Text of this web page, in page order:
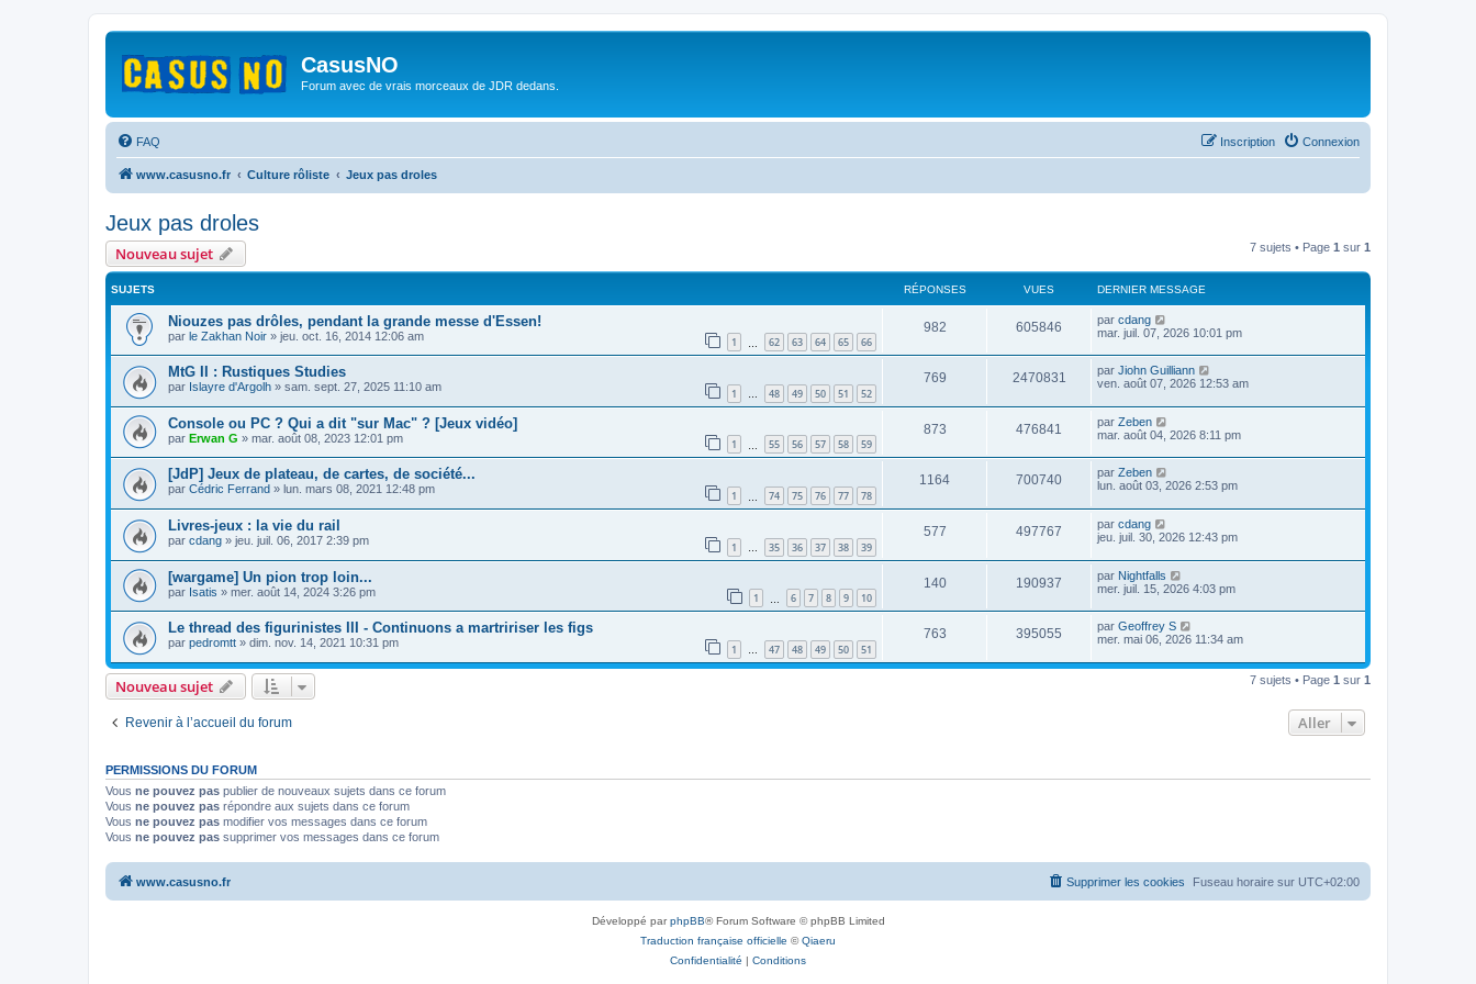
CasusNO
Forum avec de vrais morceaux de JDR dedans.
FAQ Connexion
Inscription
www.casusno.fr Culture rôliste Jeux pas droles
Jeux pas droles
Nouveau sujet 7 sujets • Page 1 sur 1
SUJETS RÉPONSES VUES DERNIER MESSAGE
Niouzes pas drôles, pendant la grande messe d'Essen!
par le Zakhan Noir » jeu. oct. 16, 2014 12:06 am 1 62 63 64 65 66
982 605846 par cdang
mar. juil. 07, 2026 10:01 pm
MtG II : Rustiques Studies
par Islayre d'Argolh » sam. sept. 27, 2025 11:10 am 1 … 48 49 50 51 52
769 2470831 par Jiohn Guilliann
ven. août 07, 2026 12:53 am
Console ou PC ? Qui a dit "sur Mac" ? [Jeux vidéo]
par Erwan G » mar. août 08, 2023 12:01 pm 1 55 56 57 58 59
873 476841 par Zeben
mar. août 04, 2026 8:11 pm
[JdP] Jeux de plateau, de cartes, de société...
par Cédric Ferrand » lun. mars 08, 2021 12:48 pm 1 74 75 76 77 78
1164 700740 par Zeben
lun. août 03, 2026 2:53 pm
Livres-jeux : la vie du rail
par cdang » jeu. juil. 06, 2017 2:39 pm 1 … 35 36 37 38 39
577 497767 par cdang
jeu. juil. 30, 2026 12:43 pm
[wargame] Un pion trop loin...
par Isatis » mer. août 14, 2024 3:26 pm 1 6 7 8 9 10
140 190937 par Nightfalls
mer. juil. 15, 2026 4:03 pm
Le thread des figurinistes III - Continuons a martririser les figs
par pedromtt » dim. nov. 14, 2021 10:31 pm 1 … 47 48 49 50 51
763 395055 par Geoffrey S
mer. mai 06, 2026 11:34 am
Nouveau sujet 7 sujets • Page 1 sur 1
Revenir à l’accueil du forum Aller
PERMISSIONS DU FORUM
Vous ne pouvez pas publier de nouveaux sujets dans ce forum
Vous ne pouvez pas répondre aux sujets dans ce forum
Vous ne pouvez pas modifier vos messages dans ce forum
Vous ne pouvez pas supprimer vos messages dans ce forum
www.casusno.fr Fuseau horaire sur UTC+02:00
Supprimer les cookies
Développé parphpBB® Forum Software © phpBB Limited
Traduction française officielle ©Qiaeru
Confidentialité
Conditions